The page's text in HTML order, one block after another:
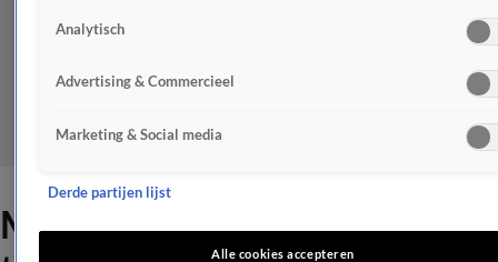
Moeder emotioneel op
Analytisch
Advertising & Commercieel
Marketing & Social media
Derde partijen lijst
Alle cookies accepteren